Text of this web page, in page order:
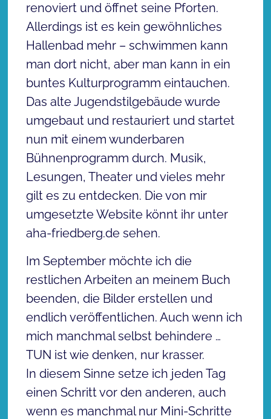
renoviert und öffnet seine Pforten.
Allerdings ist es kein gewöhnliches
Hallenbad mehr – schwimmen kann
man dort nicht, aber man kann in ein
buntes Kulturprogramm eintauchen.
Das alte Jugendstilgebäude wurde
umgebaut und restauriert und startet
nun mit einem wunderbaren
Bühnenprogramm durch. Musik,
Lesungen, Theater und vieles mehr
gilt es zu entdecken. Die von mir
umgesetzte Website könnt ihr unter
aha-friedberg.de sehen.
Im September möchte ich die
restlichen Arbeiten an meinem Buch
beenden, die Bilder erstellen und
endlich veröffentlichen. Auch wenn ich
mich manchmal selbst behindere …
TUN ist wie denken, nur krasser.
In diesem Sinne setze ich jeden Tag
einen Schritt vor den anderen, auch
wenn es manchmal nur Mini-Schritte